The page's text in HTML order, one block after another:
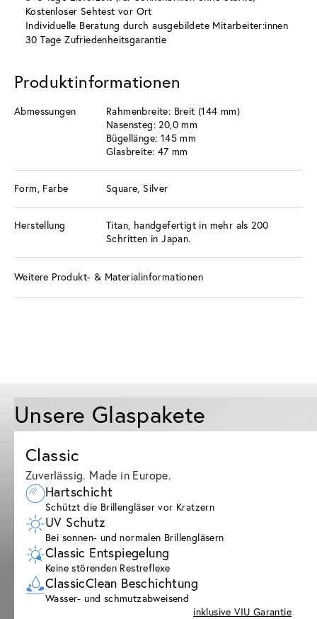
Kostenloser Sehtest vor Ort
Individuelle Beratung durch ausgebildete Mitarbeiter:innen
30 Tage Zufriedenheitsgarantie
Produktinformationen
Abmessungen
Rahmenbreite: Breit (144 mm)
Nasensteg: 20,0 mm
Bügellänge: 145 mm
Glasbreite: 47 mm
Form, Farbe Square, Silver
Herstellung
Titan, handgefertigt in mehr als 200
Schritten in Japan.
Weitere Produkt- & Materialinformationen
Unsere Glaspakete
Classic
Zuverlässig. Made in Europe.
Hartschicht
Schützt die Brillengläser vor Kratzern
UV Schutz
Bei sonnen- und normalen Brillengläsern
Classic Entspiegelung
Keine störenden Restreflexe
ClassicClean Beschichtung
Wasser- und schmutzabweisend
inklusive VIU Garantie